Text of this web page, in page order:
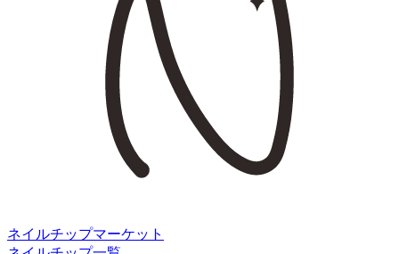
ネイルチップマーケット